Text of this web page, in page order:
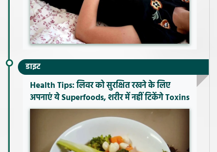
डाइट
Health Tips: लिवर को सुरक्षित रखने के लिए
अपनाएं ये Superfoods, शरीर में नहीं टिकेंगे Toxins